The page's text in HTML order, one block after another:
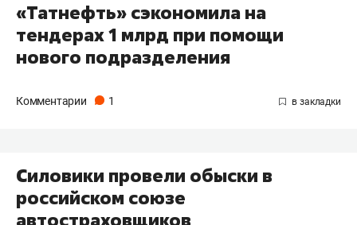
«Татнефть» сэкономила на
тендерах 1 млрд при помощи
нового подразделения
Комментарии 1
Силовики провели обыски в
российском союзе